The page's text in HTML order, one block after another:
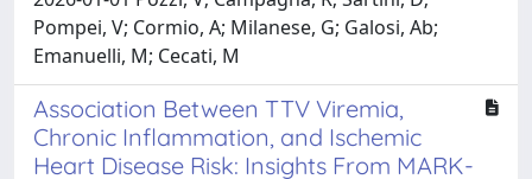
Pompei, V; Cormio, A; Milanese, G; Galosi, Ab;
Emanuelli, M; Cecati, M
Association Between TTV Viremia,
Chronic Inflammation, and Ischemic
Heart Disease Risk: Insights From MARK-